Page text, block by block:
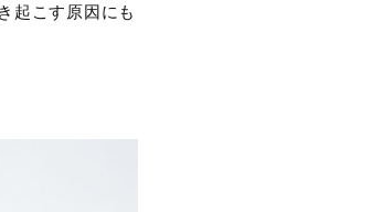
起こす原因にも